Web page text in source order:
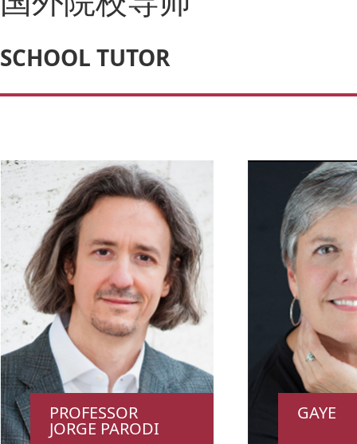
SCHOOL TUTOR
PROFESSOR
JORGE PARODI
GAYE